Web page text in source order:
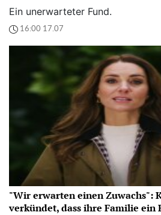
Ein unerwarteter Fund.
16:00 17.07
"Wir erwarten einen Zuwachs":
verkündet, dass ihre Familie ein